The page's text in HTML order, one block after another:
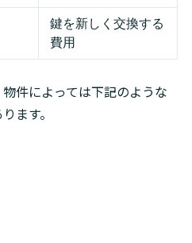
鍵を新しく交換する
費用
件によっては下記のような
ます。